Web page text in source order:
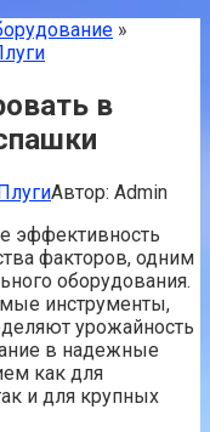
»
в
Автор: Admin
эффективность
факторов, одним
оборудования.
инструменты,
урожайность
в надежные
как для
и для крупных